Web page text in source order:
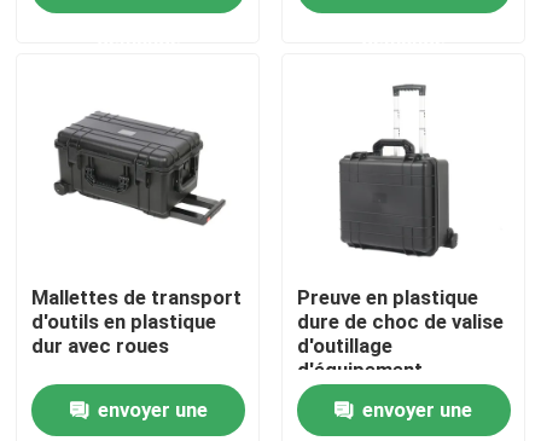
Contacts
Produits
Vidéos
Caisse de support de guitare
Mallettes de transport
d'outils en plastique
dur avec roues
envoyer une
Preuve en plastique
dure de choc de valise
d'outillage
d'équipement
d'injection de Guider
envoyer une